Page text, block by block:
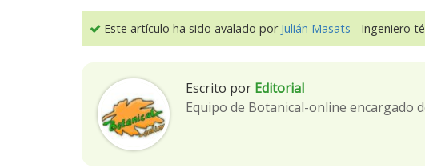
Este artículo ha sido avalado por Julián Masats - Ingeniero
Escrito por Editorial
Equipo de Botanical-online encargado